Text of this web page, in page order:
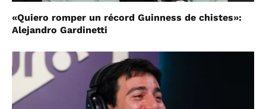
«Quiero romper un récord Guinness de chistes»:
Alejandro Gardinetti